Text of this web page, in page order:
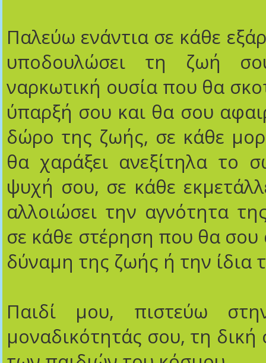
Παλεύω ενάντια σε κάθε
υποδουλώσει τη ζωή
ναρκωτική ουσία που θα
ύπαρξή σου και θα σου
δώρο της ζωής, σε κάθε
θα χαράξει ανεξίτηλα το
ψυχή σου, σε κάθε
αλλοιώσει την αγνότητα
σε κάθε στέρηση που θα σου
δύναμη της ζωής ή την ίδια
Παιδί μου, πιστεύω
μοναδικότητάς σου, τη